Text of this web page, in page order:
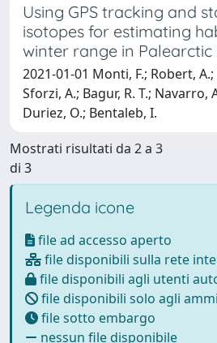
Using GPS tracking and
isotopes for estimating
winter range in Palearctic
2021-01-01 Monti, F.; Robert,
Sforzi, A.; Bagur, R. T.; Navarro,
Duriez, O.; Bentaleb, I.
Mostrati risultati da 2 a 3
di 3
Legenda icone
file ad accesso aperto
file disponibili sulla rete
file disponibili agli utenti
file disponibili solo agli
file sotto embargo
nessun file disponibile